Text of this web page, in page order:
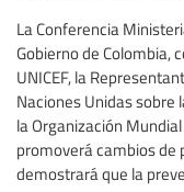
La Conferencia
Gobierno de Colombia,
UNICEF, la
Naciones Unidas sobre
la Organización
promoverá cambios de
demostrará que la